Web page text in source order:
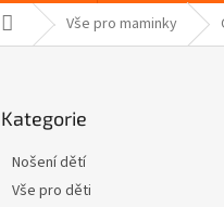
Domů Vše pro maminky
kategorie
Kategorie
Nošení dětí
Vše pro děti